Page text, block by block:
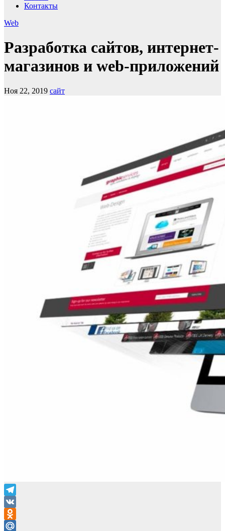
Контакты
Web
Разработка сайтов, интернет-
магазинов и web-приложений
Ноя 22, 2019 сайт
Telegram
VK
Odnoklassniki